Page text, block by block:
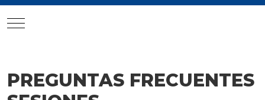
Mobile Menu Toggle
PREGUNTAS FRECUENTES